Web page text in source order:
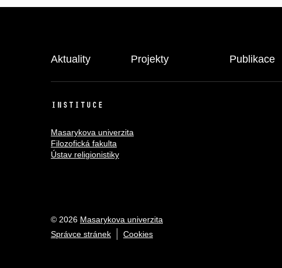
Aktuality Projekty Publikace
INSTITUCE
Masarykova univerzita
Filozofická fakulta
Ústav religionistiky
© 2026 Masarykova univerzita
Správce stránek
Cookies